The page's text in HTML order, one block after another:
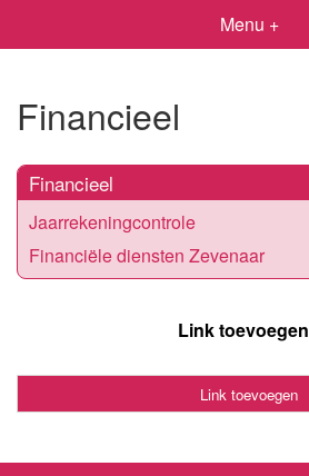
Menu +
Financieel
Financieel
Jaarrekeningcontrole
Financiële diensten Zevenaar
Link toevoegen
Link toevoegen